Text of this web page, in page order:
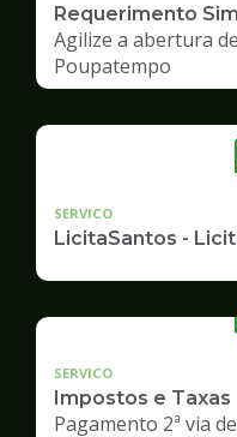
Requerimento
Agilize a abertura
Poupatempo
SERVICO
LicitaSantos -
SERVICO
Impostos e Taxas
Pagamento 2ª via